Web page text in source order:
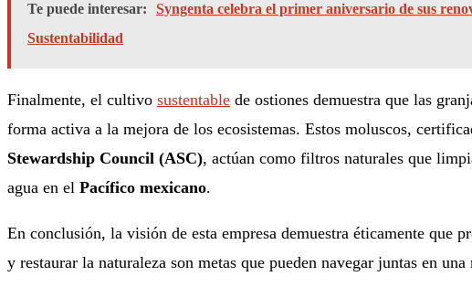
Te puede interesar:
Syngenta celebra el primer aniversario de sus
Sustentabilidad
Finalmente, el cultivo sustentable de ostiones demuestra que las
forma activa a la mejora de los ecosistemas. Estos moluscos,
Stewardship Council (ASC), actúan como filtros naturales que
agua en el Pacífico mexicano.
En conclusión, la visión de esta empresa demuestra éticamente que
y restaurar la naturaleza son metas que pueden navegar juntas en